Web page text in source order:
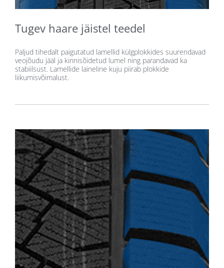
Tugev haare jäistel teedel
Paljud tihedalt paigutatud lamellid külgplokkides suurendavad
veojõudu jääl ja kinnisõidetud lumel ning parandavad ka
stabiilsust. Lamellide laineline kuju piirab plokkide
liikumisvõimalust.